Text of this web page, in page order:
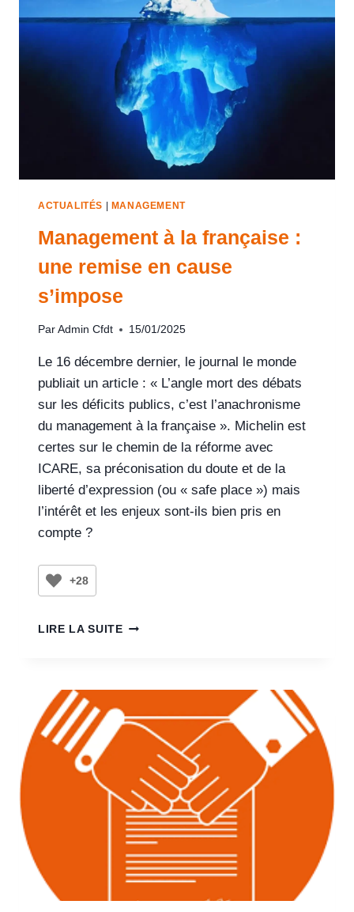
ACTUALITÉS | MANAGEMENT
Management à la française :
une remise en cause
s’impose
Par Admin Cfdt 15/01/2025
Le 16 décembre dernier, le journal le monde
publiait un article : « L’angle mort des débats
sur les déficits publics, c’est l’anachronisme
du management à la française ». Michelin est
certes sur le chemin de la réforme avec
ICARE, sa préconisation du doute et de la
liberté d’expression (ou « safe place ») mais
l’intérêt et les enjeux sont-ils bien pris en
compte ?
+28
LIRE LA SUITE